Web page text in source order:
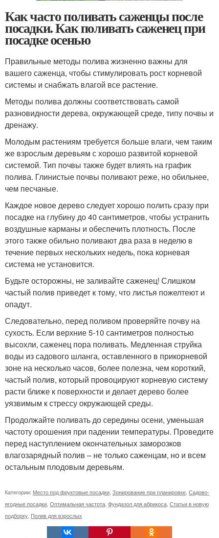
Как часто поливать саженцы после
посадки. Как поливать саженец при
посадке осенью
Правильные методы полива жизненно важны для
вашего саженца, чтобы стимулировать рост корневой
системы и снабжать влагой все растение.
Методы полива должны соответствовать самой
разновидности дерева, окружающей среде, типу почвы и
дренажу.
Молодым растениям требуется больше влаги, чем таким
же взрослым деревьям с хорошо развитой корневой
системой. Тип почвы также будет влиять на график
полива. Глинистые почвы поливают реже, но обильнее,
чем песчаные.
Каждое новое дерево следует хорошо полить сразу при
посадке на глубину до 40 сантиметров, чтобы устранить
воздушные карманы и обеспечить плотность. После
этого также обильно поливают два раза в неделю в
течение первых нескольких недель, пока корневая
система не установится.
Будьте осторожны, не заливайте саженец! Слишком
частый полив приведет к тому, что листья пожелтеют и
опадут.
Следовательно, перед поливом проверяйте почву на
сухость. Если верхние 5-10 сантиметров полностью
высохли, саженец пора поливать. Медленная струйка
воды из садового шланга, оставленного в прикорневой
зоне на несколько часов, более полезна, чем короткий,
частый полив, который провоцируют корневую систему
расти ближе к поверхности и делает дерево более
уязвимым к стрессу окружающей среды.
Продолжайте поливать до середины осени, уменьшая
частоту орошения при падении температуры. Проведите
перед наступлением окончательных заморозков
влагозарядный полив – не только саженцам, но и всем
остальным плодовым деревьям.
Категории: Место под фруктовые посадки Зонирование при планировке Садово-
ягодные посадки Оптимальная частота Фундазол для абрикоса Статьи в новую
подборку Полив для взрослых